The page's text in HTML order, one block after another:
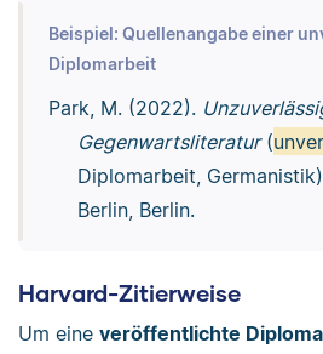
Beispiel: Quellenangabe einer
Diplomarbeit
Park, M. (2022).
Gegenwartsliteratur(
Diplomarbeit,
Berlin, Berlin.
Harvard-Zitierweise
Um eine veröffentlichte